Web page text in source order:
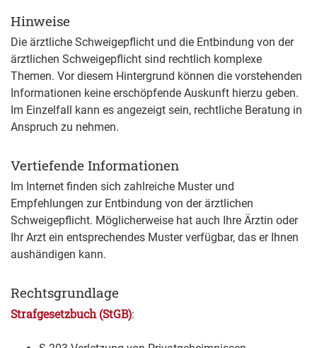
Hinweise
Die ärztliche Schweigepflicht und die Entbindung von der
ärztlichen Schweigepflicht sind rechtlich komplexe
Themen. Vor diesem Hintergrund können die vorstehenden
Informationen keine erschöpfende Auskunft hierzu geben.
Im Einzelfall kann es angezeigt sein, rechtliche Beratung in
Anspruch zu nehmen.
Vertiefende Informationen
Im Internet finden sich zahlreiche Muster und
Empfehlungen zur Entbindung von der ärztlichen
Schweigepflicht. Möglicherweise hat auch Ihre Ärztin oder
Ihr Arzt ein entsprechendes Muster verfügbar, das er Ihnen
aushändigen kann.
Rechtsgrundlage
Strafgesetzbuch (StGB):